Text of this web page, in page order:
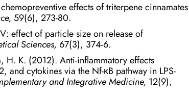
effects of triterpene cinnamates
59(6), 273-80.
effect of particle size on release of
Sciences, 67(3), 374-6.
H. K. (2012). Anti-inflammatory effects
cytokines via the Nf-κB pathway in LPS-
and Integrative Medicine, 12(9),